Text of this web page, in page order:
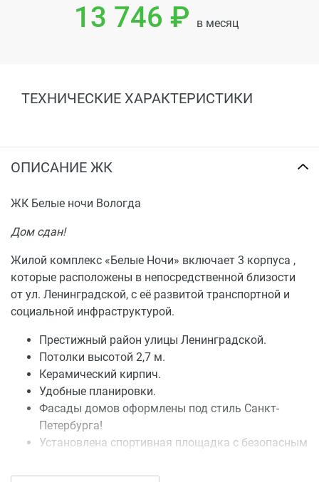
13 746 ₽ в месяц
ТЕХНИЧЕСКИЕ ХАРАКТЕРИСТИКИ
ОПИСАНИЕ ЖК
ЖК Белые ночи Вологда
Дом сдан!
Жилой комплекс «Белые Ночи» включает 3 корпуса ,
которые расположены в непосредственной близости
от ул. Ленинградской, с её развитой транспортной и
социальной инфраструктурой.
Престижный район улицы Ленинградской.
Потолки высотой 2,7 м.
Керамический кирпич.
Удобные планировки.
Фасады домов оформлены под стиль Санкт-
Петербурга!
Установлена спортивная площадка с безопасным